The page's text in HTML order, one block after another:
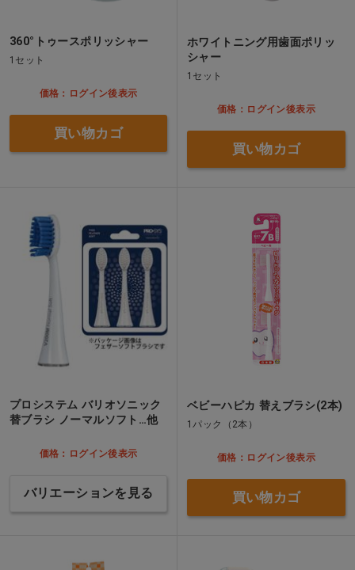
360°トゥースポリッシャー
1セット
価格：ログイン後表示
買い物カゴ
ホワイトニング用歯面ポリッ
シャー
1セット
価格：ログイン後表示
買い物カゴ
プロシステム バリオソニック
替ブラシ ノーマルソフト…他
価格：ログイン後表示
バリエーションを見る
ベビーハピカ 替えブラシ(2本)
1パック（2本）
価格：ログイン後表示
買い物カゴ